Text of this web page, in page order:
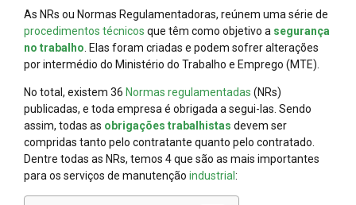
As NRs ou Normas Regulamentadoras, reúnem uma série de
procedimentos técnicos que têm como objetivo a segurança
no trabalho . Elas foram criadas e podem sofrer alterações
por intermédio do Ministério do Trabalho e Emprego (MTE).
No total, existem 36 Normas regulamentadas (NRs)
publicadas, e toda empresa é obrigada a segui-las. Sendo
assim, todas as obrigações trabalhistas devem ser
compridas tanto pelo contratante quanto pelo contratado.
Dentre todas as NRs, temos 4 que são as mais importantes
para os serviços de manutenção industrial :